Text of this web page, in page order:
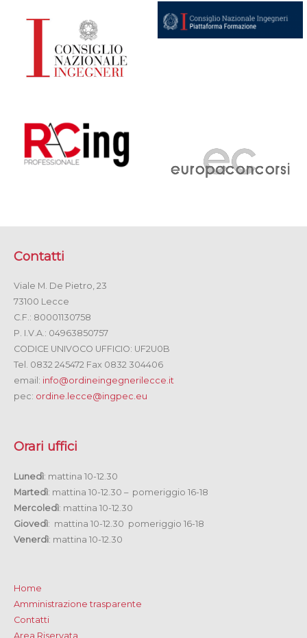
Contatti
Viale M. De Pietro, 23
73100 Lecce
C.F.: 80001130758
P. I.V.A.: 04963850757
CODICE UNIVOCO UFFICIO: UF2U0B
Tel. 0832 245472 Fax 0832 304406
email: info@ordineingegnerilecce.it
pec: ordine.lecce@ingpec.eu
Orari uffici
Lunedì: mattina 10-12.30
Martedì: mattina 10-12.30 – pomeriggio 16-18
Mercoledì: mattina 10-12.30
Giovedì: mattina 10-12.30 pomeriggio 16-18
Venerdì: mattina 10-12.30
Home
Amministrazione trasparente
Contatti
Area Riservata